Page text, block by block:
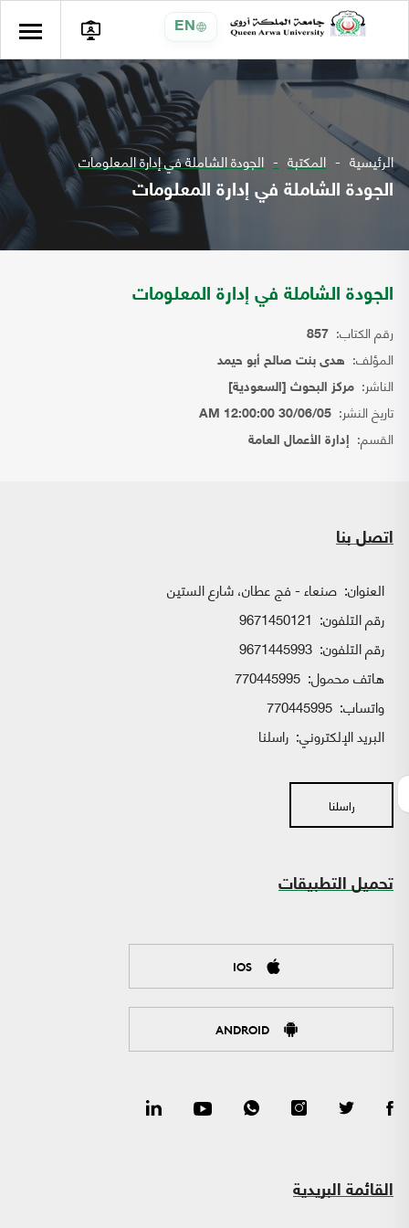
EN
الرئيسية المكتبة الجودة الشاملة في إدارة المعلومات
الجودة الشاملة في إدارة المعلومات
الجودة الشاملة في إدارة المعلومات
رقم الكتاب: 857
المؤلف: هدى بنت صالح أبو حيمد
الناشر: مركز البحوث [السعودية]
تاريخ النشر: 30/06/05 12:00:00 AM
القسم: إدارة الأعمال العامة
اتصل بنا
العنوان: صنعاء - فج عطان، شارع الستين
رقم التلفون: 9671450121
رقم التلفون: 9671445993
هاتف محمول: 770445995
واتساب:
البريد الإلكتروني: راسلنا
راسلنا
تحميل التطبيقات
IOS
ANDROID
القائمة البريدية